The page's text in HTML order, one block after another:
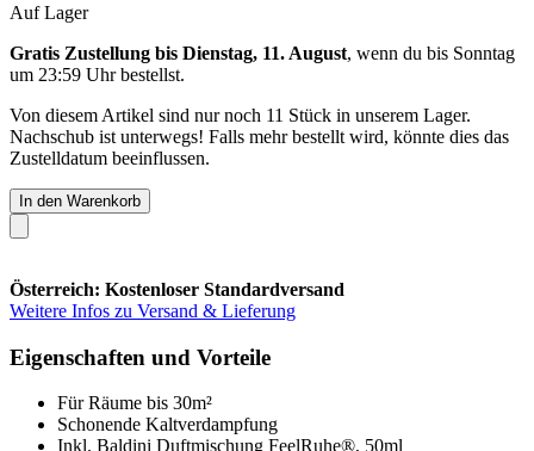
Auf Lager
Gratis Zustellung bis Dienstag, 11. August, wenn du bis Sonntag
um 23:59 Uhrbestellst.
Von diesem Artikel sind nur noch 11 Stück in unserem Lager.
Nachschub ist unterwegs! Falls mehr bestellt wird, könnte dies das
Zustelldatum beeinflussen.
In den Warenkorb
Österreich: Kostenloser Standardversand
Weitere Infos zu Versand & Lieferung
Eigenschaften und Vorteile
Für Räume bis 30m²
Schonende Kaltverdampfung
Inkl. Baldini Duftmischung FeelRuhe®, 50ml